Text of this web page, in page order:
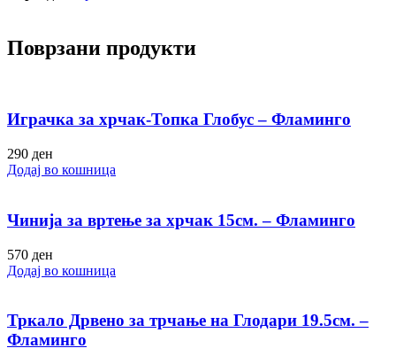
Поврзани продукти
Играчка за хрчак-Топка Глобус – Фламинго
290 ден
Додај во кошница
Чинија за вртење за хрчак 15см. – Фламинго
570 ден
Додај во кошница
Тркало Дрвено за трчање на Глодари 19.5см. –
Фламинго